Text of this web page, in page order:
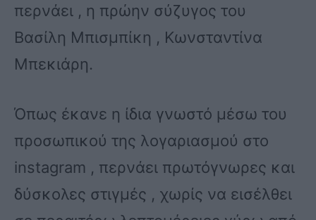
περνάει , η πρώην σύζυγος του
Βασίλη Μπισμπίκη , Κωνσταντίνα
Μπεκιάρη.
Όπως έκανε η ίδια γνωστό μέσω του
προσωπικού της λογαριασμού στο
instagram , περνάει πρωτόγνωρες και
δύσκολες στιγμές , χωρίς να εισέλθει